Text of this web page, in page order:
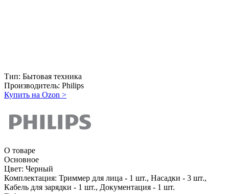
Тип: Бытовая техника
Производитель: Philips
Купить на Ozon >
О товаре
Основное
Цвет: Черный
Комплектация: Триммер для лица - 1 шт., Насадки - 3 шт.,
Кабель для зарядки - 1 шт., Документация - 1 шт.